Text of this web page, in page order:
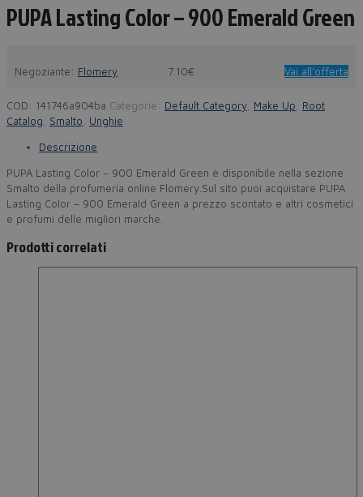
PUPA Lasting Color – 900 Emerald Green
Negoziante: Flomery 7.10€ Vai all'offerta
COD: 141746a904ba Categorie: Default Category Make Up
Root
Catalog
Smalto
Unghie
Descrizione
PUPA Lasting Color – 900 Emerald Green è disponibile nella sezione
Smalto della profumeria online Flomery.Sul sito puoi acquistare PUPA
Lasting Color – 900 Emerald Green a prezzo scontato e altri cosmetici
e profumi delle migliori marche.
Prodotti correlati